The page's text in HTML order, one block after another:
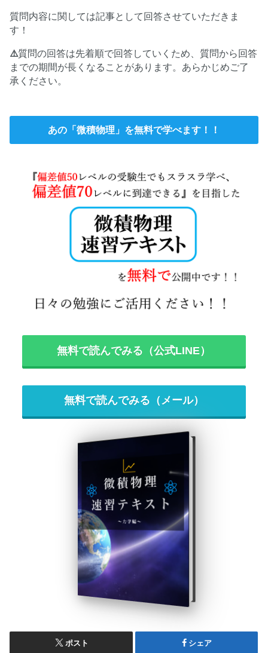
質問内容に関しては記事として回答させていただきま
す！
⚠️質問の回答は先着順で回答していくため、質問から回答
までの期間が長くなることがあります。あらかじめご了
承ください。
あの「微積物理」を無料で学べます！！
無料で読んでみる（公式LINE）
無料で読んでみる（メール）
ポスト シェア